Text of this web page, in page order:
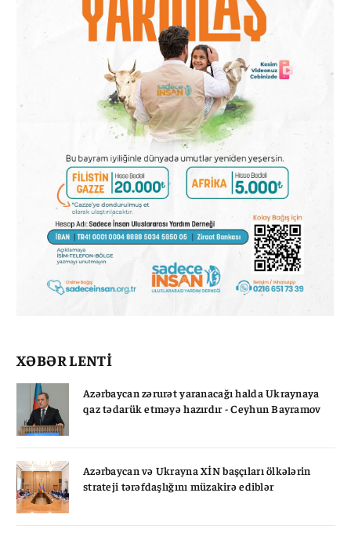
XƏBƏR LENTİ
Azərbaycan zərurət yaranacağı halda Ukraynaya
qaz tədarük etməyə hazırdır - Ceyhun Bayramov
Azərbaycan və Ukrayna XİN başçıları ölkələrin
strateji tərəfdaşlığını müzakirə ediblər